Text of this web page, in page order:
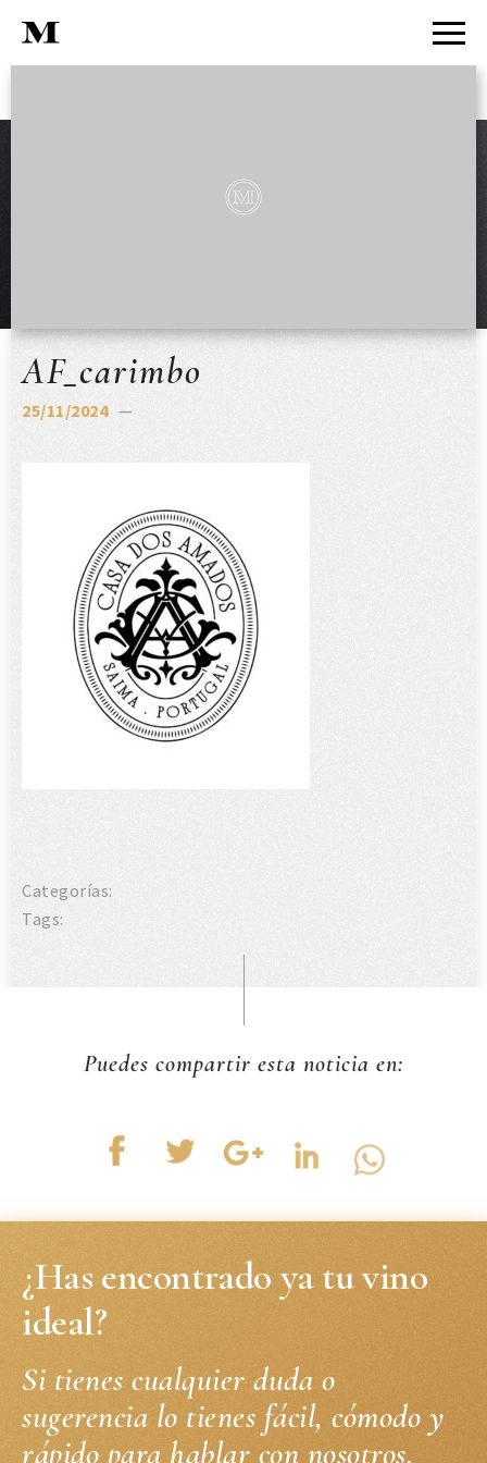
AF_carimbo
25/11/2024
Categorías:
Tags:
Puedes compartir esta noticia en:
¿Has encontrado ya tu vino
ideal?
Si tienes cualquier duda o
sugerencia lo tienes fácil, cómodo y
rápido para hablar con nosotros.